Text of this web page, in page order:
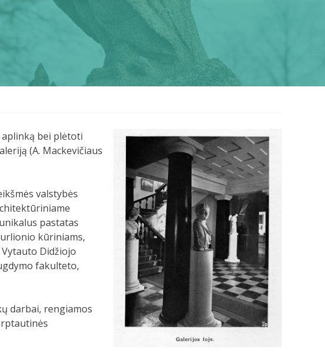
bei plėtoti
(A. Mackevičiaus
valstybės
pastatas
kūriniams,
Didžiojo
fakulteto,
darbai, rengiamos